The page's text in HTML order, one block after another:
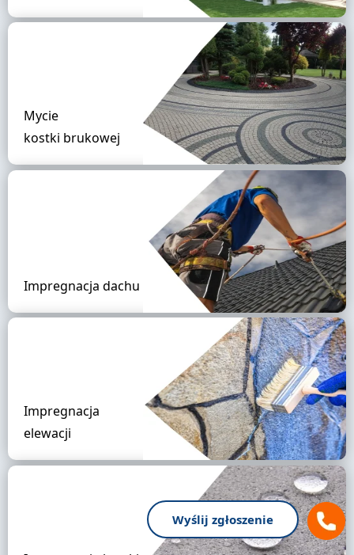
Mycie
kostki brukowej
Impregnacja dachu
Impregnacja
elewacji
Wyślij zgłoszenie